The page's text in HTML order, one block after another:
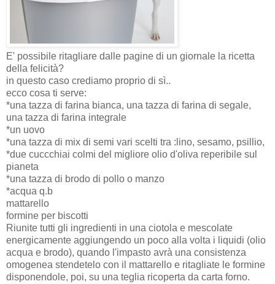
E' possibile ritagliare dalle pagine di un giornale la ricetta
della felicità?
in questo caso crediamo proprio di sì..
ecco cosa ti serve:
*una tazza di farina bianca, una tazza di farina di segale,
una tazza di farina integrale
*un uovo
*una tazza di mix di semi vari scelti tra :lino, sesamo, psillio,
*due cuccchiai colmi del migliore olio d'oliva reperibile sul
pianeta
*una tazza di brodo di pollo o manzo
*acqua q.b
mattarello
formine per biscotti
Riunite tutti gli ingredienti in una ciotola e mescolate
energicamente aggiungendo un poco alla volta i liquidi (olio
acqua e brodo), quando l'impasto avrà una consistenza
omogenea stendetelo con il mattarello e ritagliate le formine
disponendole, poi, su una teglia ricoperta da carta forno.